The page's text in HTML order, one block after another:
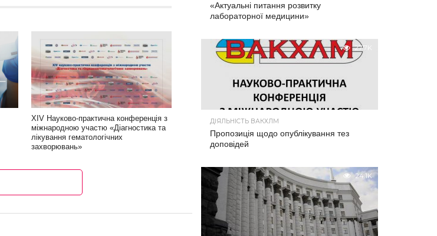
XIV Науково-практична конференція з
міжнародною участю «Діагностика та
лікування гематологічних
захворювань»
«Актуальні питання розвитку
лабораторної медицини»
27.7K
ДІЯЛЬНІСТЬ ВАКХЛМ
Пропозиція щодо опублікування тез
доповідей
24.1K